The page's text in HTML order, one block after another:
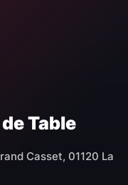
Table
Casset, 01120 La